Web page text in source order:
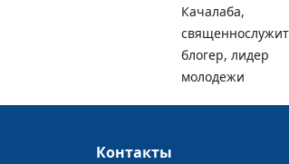
Качалаба,
блогер, лидер
молодежи
Контакты